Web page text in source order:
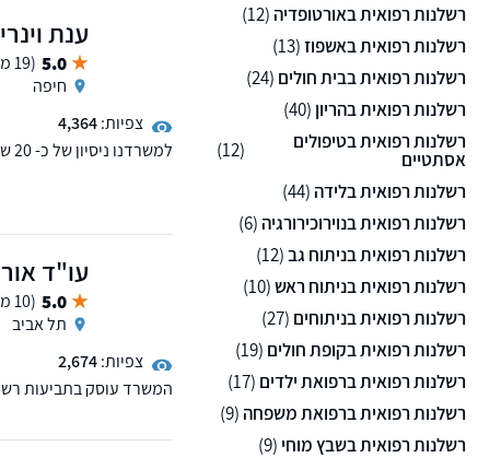
רשלנות רפואית באורטופדיה (12)
רשלנות רפואית באשפוז(13)
רשלנות רפואית בבית חולים (24)
רשלנות רפואית בהריון (40)
רשלנות רפואית בטיפולים
אסתטיים
(12)
רשלנות רפואית בלידה (44)
רשלנות רפואית בנוירוכירורגיה (6)
רשלנות רפואית בניתוח גב(12)
רשלנות רפואית בניתוח ראש(10)
רשלנות רפואית בניתוחים (27)
רשלנות רפואית בקופת חולים (19)
רשלנות רפואית ברפואת ילדים (17)
רשלנות רפואית ברפואת משפחה (9)
רשלנות רפואית בשבץ מוחי (9)
ענת
5.0 (19 ממליצים)
חיפה
צפיות:4,364
עו"ד
5.0 (10 ממליצים)
תל אביב
צפיות:2,674
המשרד עוסק בתביעות